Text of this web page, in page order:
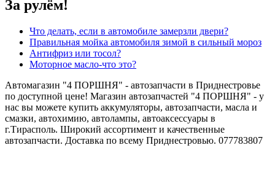
За рулём!
Что делать, если в автомобиле замерзли двери?
Правильная мойка автомобиля зимой в сильный мороз
Антифриз или тосол?
Моторное масло-что это?
Автомагазин "4 ПОРШНЯ" - автозапчасти в Приднестровье
по доступной цене! Магазин автозапчастей "4 ПОРШНЯ" - у
нас вы можете купить аккумуляторы, автозапчасти, масла и
смазки, автохимию, автолампы, автоаксессуары в
г.Тирасполь. Широкий ассортимент и качественные
автозапчасти. Доставка по всему Приднестровью. 077783807